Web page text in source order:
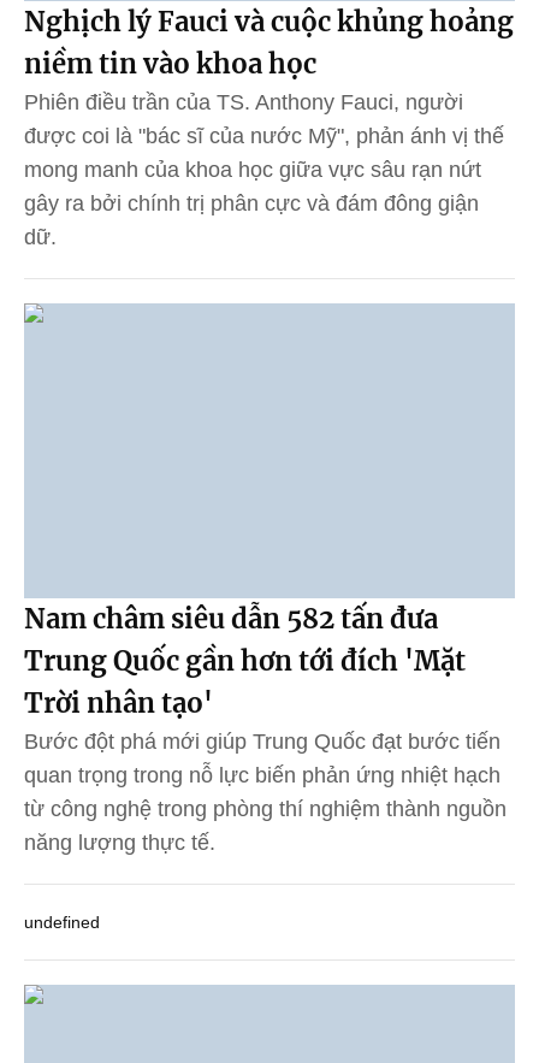
Nghịch lý Fauci và cuộc khủng hoảng
niềm tin vào khoa học
Phiên điều trần của TS. Anthony Fauci, người
được coi là "bác sĩ của nước Mỹ", phản ánh vị thế
mong manh của khoa học giữa vực sâu rạn nứt
gây ra bởi chính trị phân cực và đám đông giận
dữ.
Nam châm siêu dẫn 582 tấn đưa
Trung Quốc gần hơn tới đích 'Mặt
Trời nhân tạo'
Bước đột phá mới giúp Trung Quốc đạt bước tiến
quan trọng trong nỗ lực biến phản ứng nhiệt hạch
từ công nghệ trong phòng thí nghiệm thành nguồn
năng lượng thực tế.
undefined